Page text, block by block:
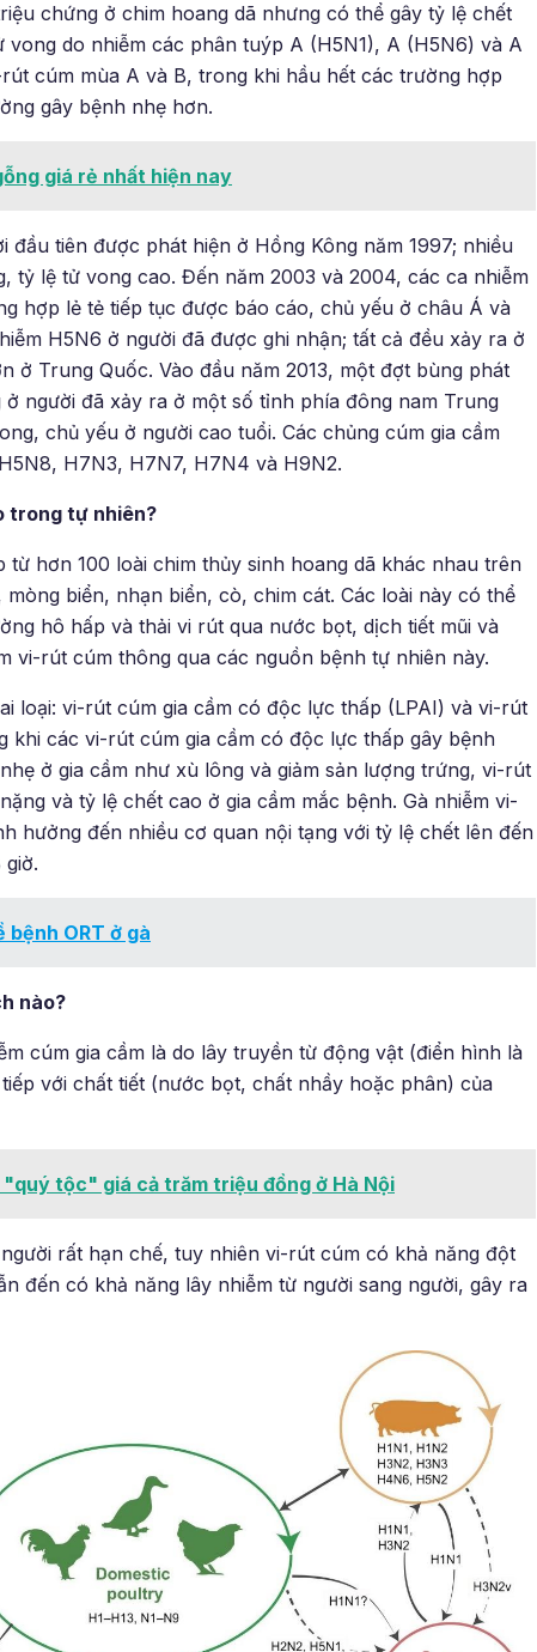
chứng ở chim hoang dã nhưng có thể gây tỷ lệ chết
vong do nhiễm các phân tuýp A (H5N1), A (H5N6) và A
cúm mùa A và B, trong khi hầu hết các trường hợp
gây bệnh nhẹ hơn.
giá rẻ nhất hiện nay
tiên được phát hiện ở Hồng Kông năm 1997; nhiều
tỷ lệ tử vong cao. Đến năm 2003 và 2004, các ca nhiễm
hợp lẻ tẻ tiếp tục được báo cáo, chủ yếu ở châu Á và
H5N6 ở người đã được ghi nhận; tất cả đều xảy ra ở
ở Trung Quốc. Vào đầu năm 2013, một đợt bùng phát
người đã xảy ra ở một số tỉnh phía đông nam Trung
chủ yếu ở người cao tuổi. Các chủng cúm gia cầm
H7N3, H7N7, H7N4 và H9N2.
trong tự nhiên?
hơn 100 loài chim thủy sinh hoang dã khác nhau trên
biển, nhạn biển, cò, chim cát. Các loài này có thể
hô hấp và thải vi rút qua nước bọt, dịch tiết mũi và
vi-rút cúm thông qua các nguồn bệnh tự nhiên này.
loại: vi-rút cúm gia cầm có độc lực thấp (LPAI) và vi-rút
khi các vi-rút cúm gia cầm có độc lực thấp gây bệnh
ở gia cầm như xù lông và giảm sản lượng trứng, vi-rút
và tỷ lệ chết cao ở gia cầm mắc bệnh. Gà nhiễm vi-
hưởng đến nhiều cơ quan nội tạng với tỷ lệ chết lên đến
ORT ở gà
nào?
cúm gia cầm là do lây truyền từ động vật (điển hình là
với chất tiết (nước bọt, chất nhầy hoặc phân) của
tộc" giá cả trăm triệu đồng ở Hà Nội
rất hạn chế, tuy nhiên vi-rút cúm có khả năng đột
đến có khả năng lây nhiễm từ người sang người, gây ra